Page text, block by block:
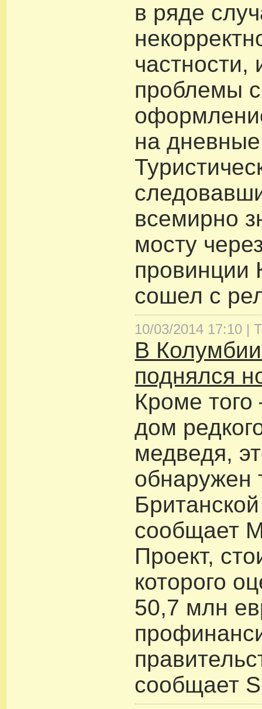
в ряде
частности,
проблемы с
на
всемирно
мосту
провинции
сошел с
10/03/2014 17:10 |
В
поднялся
Кроме того
дом
медведя,
обнаружен
сообщает
Проект,
которого
50,7 млн
сообщает